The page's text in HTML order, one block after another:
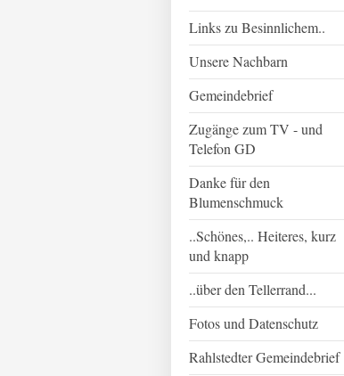
Links zu Besinnlichem..
Unsere Nachbarn
Gemeindebrief
Zugänge zum TV - und
Telefon GD
Danke für den
Blumenschmuck
..Schönes,.. Heiteres, kurz
und knapp
..über den Tellerrand...
Fotos und Datenschutz
Rahlstedter Gemeindebrief